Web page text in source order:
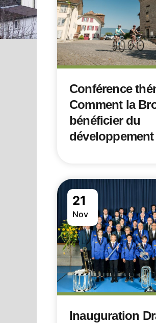
Conférence
Comment la
bénéficier du
Inauguration
21
Nov